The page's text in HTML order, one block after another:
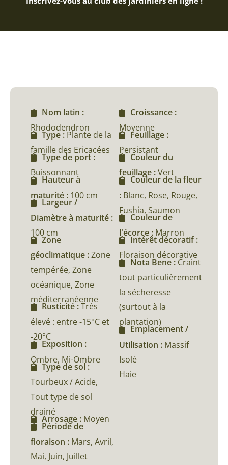
Nom latin :
Rhododendron
Type : Plante de la
famille des Ericacées
Type de port :
Buissonnant
Hauteur à
maturité : 100 cm
Largeur /
Diamètre à maturité :
100 cm
Zone
géoclimatique :Zone
tempérée, Zone
océanique, Zone
méditerranéenne
Rusticité :Très
élevé : entre -15°C et
-20°C
Exposition :
Ombre, Mi-Ombre
Type de sol :
Tourbeux / Acide,
Tout type de sol
drainé
Arrosage : Moyen
Période de
floraison : Mars, Avril,
Mai, Juin, Juillet
Croissance :
Moyenne
Feuillage :
Persistant
Couleur du
feuillage :Vert
Couleur de la fleur
: Blanc, Rose, Rouge,
Fushia, Saumon
Couleur de
l'écorce : Marron
Intérêt décoratif :
Floraison décorative
Nota Bene : Craint
tout particulièrement
la sécheresse
(surtout à la
plantation)
Emplacement /
Utilisation : Massif
Isolé
Haie